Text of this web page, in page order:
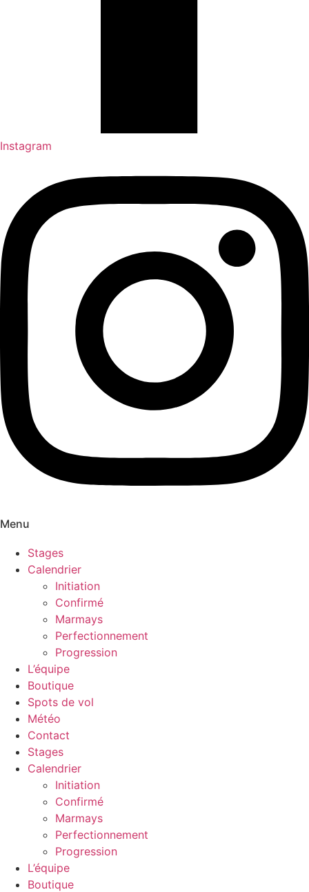
Instagram
Menu
Stages
Calendrier
Initiation
Confirmé
Marmays
Perfectionnement
Progression
L’équipe
Boutique
Spots de vol
Météo
Contact
Stages
Calendrier
Initiation
Confirmé
Marmays
Perfectionnement
Progression
L’équipe
Boutique